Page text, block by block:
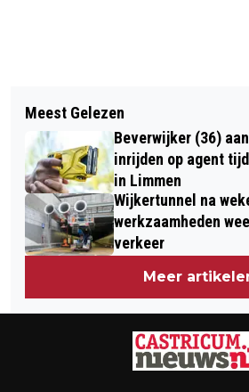
VERNIEUWD STATION
GEOPEND
LAATSTE KANS VOOR
MARATHONLOOPTSTER
OP OLYMPISCH TICKET
Meest Gelezen
Beverwijker (36)
inrijden op agent
in Limmen
Wijkertunnel na
werkzaamheden
verkeer
Meer